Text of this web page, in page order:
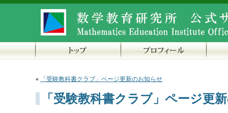
« 「受験教科書クラブ」ページ更新のお知らせ
「受験教科書クラブ」ページ更